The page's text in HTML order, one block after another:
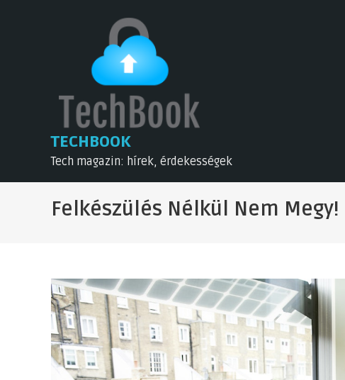
TECHBOOK
Tech magazin: hírek, érdekességek
Felkészülés Nélkül Nem Megy!